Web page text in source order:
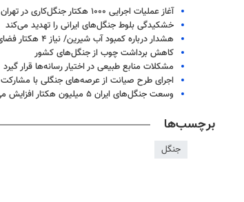
آغاز عملیات اجرایی ۱۰۰۰ هکتار جنگل‌کاری در تهران
خشکیدگی بلوط جنگل‌های ایرانی را تهدید می‌کند
هشدار درباره کمبود آب شیرین/ نیاز ۴ هکتار فضای سبز به ازای هر خودرو
کاهش برداشت چوب از جنگل‌های کشور
مشکلات منابع طبیعی در اختیار رسانه‌ها قرار گیرد
اجرای طرح صیانت از عرصه‌های جنگلی با
وسعت جنگل‌های ایران ۵ میلیون هکتار افزایش می‌یابد
برچسب‌ها
جنگل